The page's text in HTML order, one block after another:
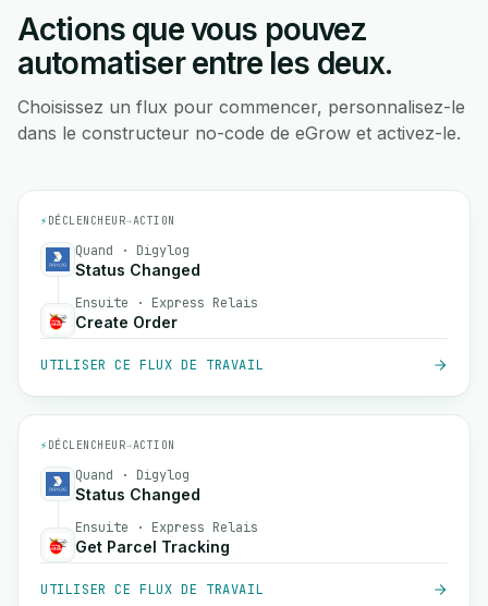
Actions que vous pouvez
automatiser entre les deux.
Choisissez un flux pour commencer, personnalisez-le
dans le constructeur no-code de eGrow et activez-le.
⚡ DÉCLENCHEUR→ACTION
Quand · Digylog
Status Changed
Ensuite · Express Relais
Create Order
UTILISER CE FLUX DE TRAVAIL
⚡ DÉCLENCHEUR→ACTION
Quand · Digylog
Status Changed
Ensuite · Express Relais
Get Parcel Tracking
UTILISER CE FLUX DE TRAVAIL